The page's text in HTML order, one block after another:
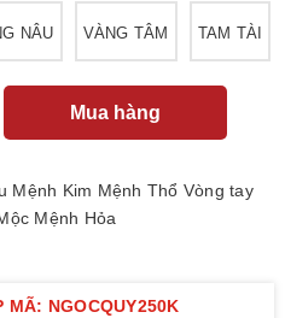
NÂU VÀNG TÂM TAM TÀI
Mua hàng
Mệnh Kim Mệnh Thổ Vòng tay
Mệnh Hỏa
MÃ: NGOCQUY250K